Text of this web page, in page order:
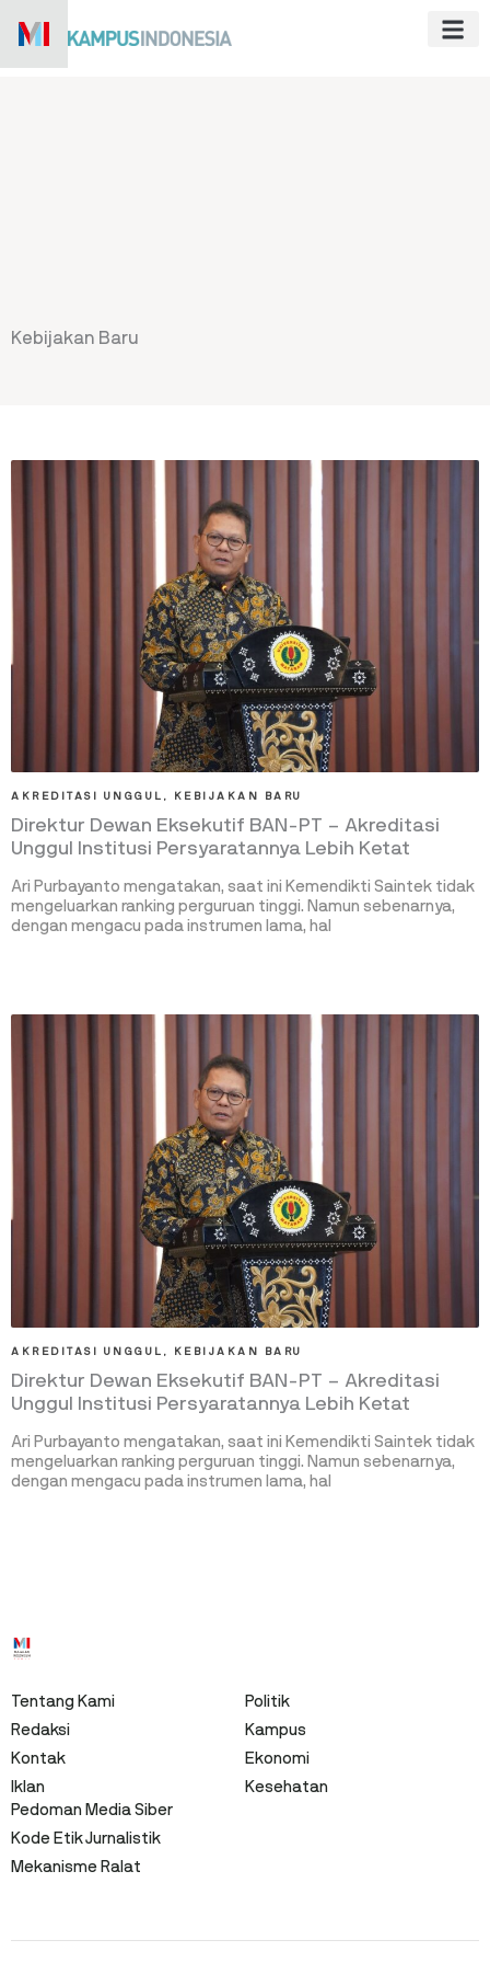
Kebijakan Baru
AKREDITASI UNGGUL , KEBIJAKAN BARU
Direktur Dewan Eksekutif BAN-PT – Akreditasi
Unggul Institusi Persyaratannya Lebih Ketat
Ari Purbayanto mengatakan, saat ini Kemendikti Saintek tidak
mengeluarkan ranking perguruan tinggi. Namun sebenarnya,
dengan mengacu pada instrumen lama, hal
AKREDITASI UNGGUL , KEBIJAKAN BARU
Direktur Dewan Eksekutif BAN-PT – Akreditasi
Unggul Institusi Persyaratannya Lebih Ketat
Ari Purbayanto mengatakan, saat ini Kemendikti Saintek tidak
mengeluarkan ranking perguruan tinggi. Namun sebenarnya,
dengan mengacu pada instrumen lama, hal
Tentang Kami
Redaksi
Kontak
Iklan
Politik
Kampus
Ekonomi
Kesehatan
Pedoman Media Siber
Kode Etik Jurnalistik
Mekanisme Ralat